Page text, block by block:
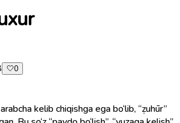
🤍0
kelib chiqishga ega bo‘lib, “ẓuhūr”